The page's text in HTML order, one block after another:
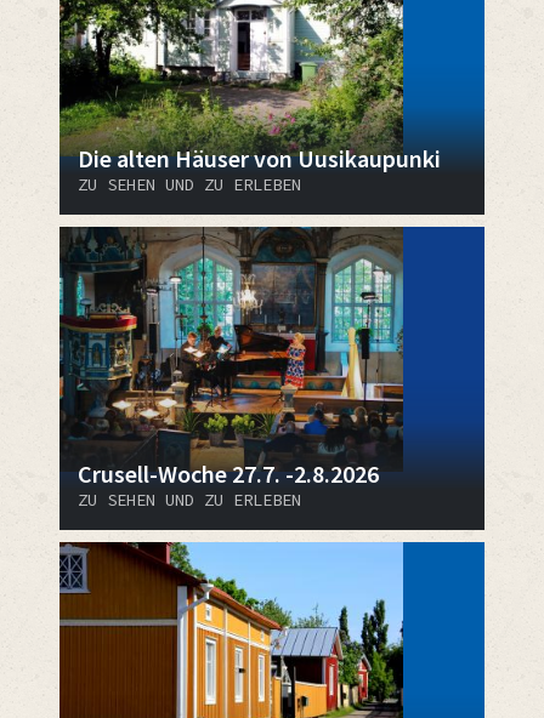
Die alten Häuser von Uusikaupunki
ZU SEHEN UND ZU ERLEBEN
Crusell-Woche 27.7. -2.8.2026
ZU SEHEN UND ZU ERLEBEN